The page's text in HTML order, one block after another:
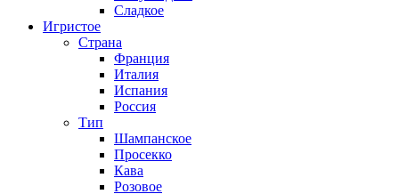
Сладкое
Игристое
Страна
Франция
Италия
Испания
Россия
Тип
Шампанское
Просекко
Кава
Розовое